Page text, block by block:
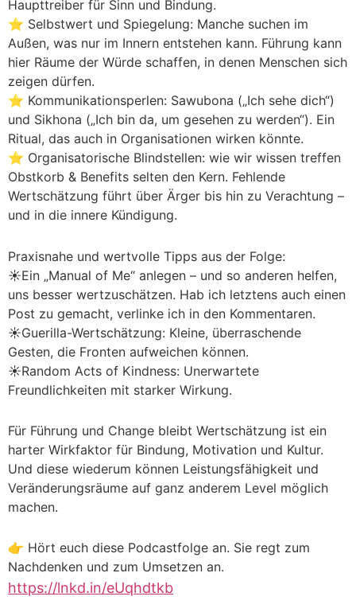
Haupttreiber für Sinn und Bindung.
⭐️ Selbstwert und Spiegelung: Manche suchen im
Außen, was nur im Innern entstehen kann. Führung kann
hier Räume der Würde schaffen, in denen Menschen sich
zeigen dürfen.
⭐️ Kommunikationsperlen: Sawubona („Ich sehe dich“)
und Sikhona („Ich bin da, um gesehen zu werden“). Ein
Ritual, das auch in Organisationen wirken könnte.
⭐️ Organisatorische Blindstellen: wie wir wissen treffen
Obstkorb & Benefits selten den Kern. Fehlende
Wertschätzung führt über Ärger bis hin zu Verachtung –
und in die innere Kündigung.
Praxisnahe und wertvolle Tipps aus der Folge:
☀️Ein „Manual of Me“ anlegen – und so anderen helfen,
uns besser wertzuschätzen. Hab ich letztens auch einen
Post zu gemacht, verlinke ich in den Kommentaren.
☀️Guerilla-Wertschätzung: Kleine, überraschende
Gesten, die Fronten aufweichen können.
☀️Random Acts of Kindness: Unerwartete
Freundlichkeiten mit starker Wirkung.
Für Führung und Change bleibt Wertschätzung ist ein
harter Wirkfaktor für Bindung, Motivation und Kultur.
Und diese wiederum können Leistungsfähigkeit und
Veränderungsräume auf ganz anderem Level möglich
machen.
👉 Hört euch diese Podcastfolge an. Sie regt zum
Nachdenken und zum Umsetzen an.
https://lnkd.in/eUqhdtkb